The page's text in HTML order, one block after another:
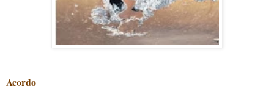
Acordo